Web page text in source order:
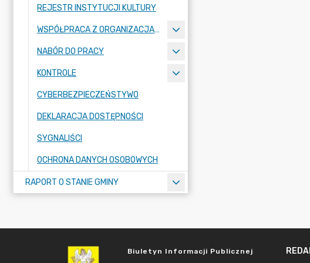
REJESTR INSTYTUCJI KULTURY
WSPÓŁPRACA Z ORGANIZACJAMI POZARZĄDOWYMI
NABÓR DO PRACY
KONTROLE
CYBERBEZPIECZEŃSTYWO
DEKLARACJA DOSTĘPNOŚCI
SYGNALIŚCI
OCHRONA DANYCH OSOBOWYCH
RAPORT O STANIE GMINY
Biuletyn Informacji Publicznej